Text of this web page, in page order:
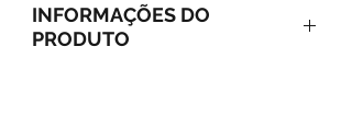
INFORMAÇÕES DO
PRODUTO